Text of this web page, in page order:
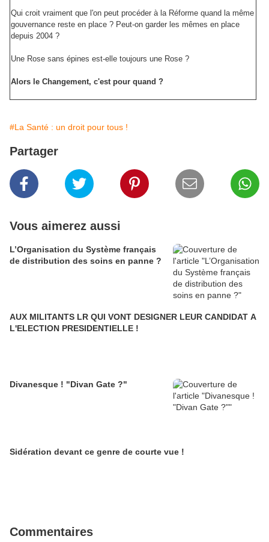
Qui croit vraiment que l'on peut procéder à la Réforme quand la même
gouvernance reste en place ? Peut-on garder les mêmes en place
depuis 2004 ?
Une Rose sans épines est-elle toujours une Rose ?
Alors le Changement, c'est pour quand ?
#La Santé : un droit pour tous !
Partager
Vous aimerez aussi
L’Organisation du Système français
de distribution des soins en panne ?
AUX MILITANTS LR QUI VONT DESIGNER LEUR CANDIDAT A
L'ELECTION PRESIDENTIELLE !
Divanesque ! "Divan Gate ?"
Sidération devant ce genre de courte vue !
Commentaires